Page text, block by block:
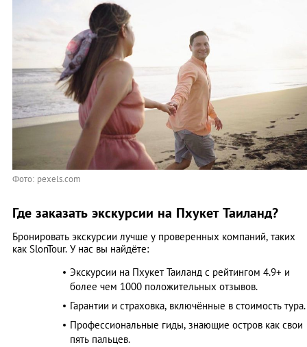
Фото: pexels.com
Где заказать экскурсии на Пхукет Таиланд?
Бронировать экскурсии лучше у проверенных компаний, таких
как SlonTour. У нас вы найдёте:
Экскурсии на Пхукет Таиланд с рейтингом 4.9+ и
более чем 1000 положительных отзывов.
Гарантии и страховка, включённые в стоимость тура.
Профессиональные гиды, знающие остров как свои
пять пальцев.